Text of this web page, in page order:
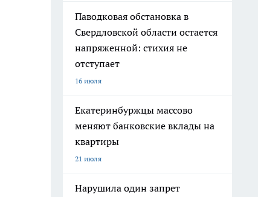
Паводковая обстановка в
Свердловской области остается
напряженной: стихия не
отступает
16 июля
Екатеринбуржцы массово
меняют банковские вклады на
квартиры
21 июля
Нарушила один запрет